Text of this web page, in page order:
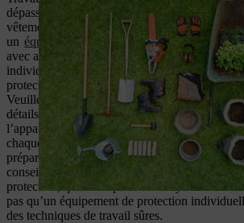
dépasser. C’est pourquoi il est bon de pouvoir
vêtements de protection efficaces et sûrs.
un équipement de protection individuelle
avec avec une
tronçonneuse. L’équipement
individuelle inclut par exemple des bottes de
protection, un pantalon à renforts anti-
Veuillez consulter le
mode d’emploide votre
détails. Avant la première utilisation, il
l’appareil et de s’assurer qu’il est en parfait
chaque utilisation. Votrerevendeur STIHL
préparer chaque appareil en vue de la
conseiller quant au modèle et à la taille
protection, que vous pourrez essayer en toute
pas qu’un équipement de protection
des techniques de travail sûres.